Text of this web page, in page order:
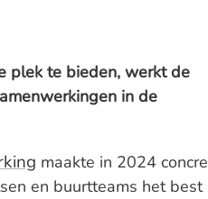
plek te bieden, werkt de
in de
maakte in 2024
en buurtteams het best